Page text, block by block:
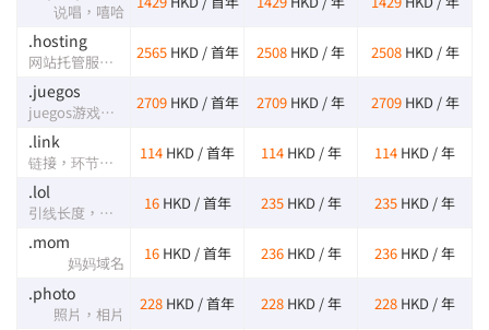
说唱，嘻哈
.hosting
网站托管服务专用域名 2565 HKD / 首年 2508 HKD / 年 2508 HKD / 年
.juegos
juegos游戏域名 2709 HKD / 首年 2709 HKD / 年 2709 HKD / 年
.link
链接，环节，联系，关系 114 HKD / 首年 114 HKD / 年 114 HKD / 年
.lol
引线长度，矮小的老妇人，大声笑，英雄联盟 16 HKD / 首年 235 HKD / 年 235 HKD / 年
.mom
妈妈域名 16 HKD / 首年 236 HKD / 年 236 HKD / 年
.photo
照片，相片
228 HKD / 首年 228 HKD / 年 228 HKD / 年